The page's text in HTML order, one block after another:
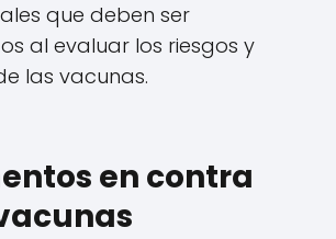
que deben ser
al evaluar los riesgos y
las vacunas.
en contra